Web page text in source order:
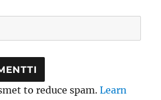
to reduce spam.Learn